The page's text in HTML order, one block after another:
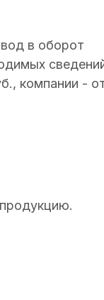
в оборот
компании -